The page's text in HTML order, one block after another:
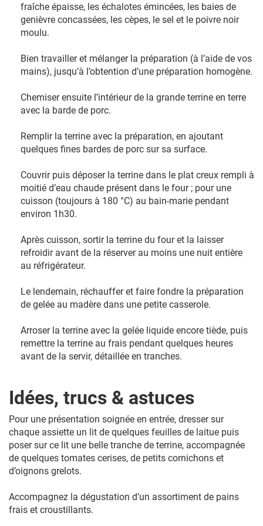
fraîche épaisse, les échalotes émincées, les baies de
genièvre concassées, les cèpes, le sel et le poivre noir
moulu.
Bien travailler et mélanger la préparation (à l’aide de vos
mains), jusqu’à l’obtention d’une préparation homogène.
Chemiser ensuite l’intérieur de la grande terrine en terre
avec la barde de porc.
Remplir la terrine avec la préparation, en ajoutant
quelques fines bardes de porc sur sa surface.
Couvrir puis déposer la terrine dans le plat creux rempli à
moitié d’eau chaude présent dans le four ; pour une
cuisson (toujours à 180 °C) au bain-marie pendant
environ 1h30.
Après cuisson, sortir la terrine du four et la laisser
refroidir avant de la réserver au moins une nuit entière
au réfrigérateur.
Le lendemain, réchauffer et faire fondre la préparation
de gelée au madère dans une petite casserole.
Arroser la terrine avec la gelée liquide encore tiède, puis
remettre la terrine au frais pendant quelques heures
avant de la servir, détaillée en tranches.
Idées, trucs & astuces
Pour une présentation soignée en entrée, dresser sur
chaque assiette un lit de quelques feuilles de laitue puis
poser sur ce lit une belle tranche de terrine, accompagnée
de quelques tomates cerises, de petits cornichons et
d’oignons grelots.
Accompagnez la dégustation d’un assortiment de pains
frais et croustillants.